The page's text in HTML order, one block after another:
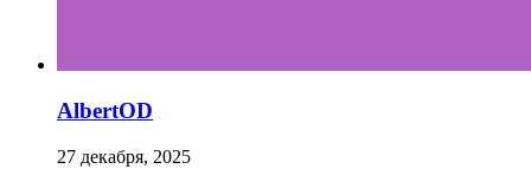
AlbertOD
27 декабря, 2025